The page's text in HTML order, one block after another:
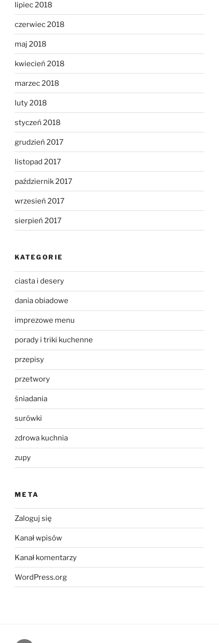
lipiec 2018
czerwiec 2018
maj 2018
kwiecień 2018
marzec 2018
luty 2018
styczeń 2018
grudzień 2017
listopad 2017
październik 2017
wrzesień 2017
sierpień 2017
KATEGORIE
ciasta i desery
dania obiadowe
imprezowe menu
porady i triki kuchenne
przepisy
przetwory
śniadania
surówki
zdrowa kuchnia
zupy
META
Zaloguj się
Kanał wpisów
Kanał komentarzy
WordPress.org